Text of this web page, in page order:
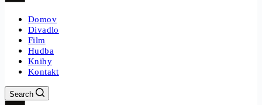
Domov
Divadlo
Film
Hudba
Knihy
Kontakt
Search